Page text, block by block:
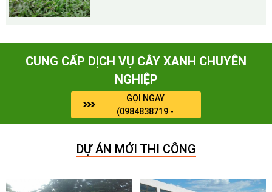
CUNG CẤP DỊCH VỤ CÂY XANH CHUYÊN
NGHIỆP
GỌI NGAY
(0984838719 -
0964909071)
DỰ ÁN MỚI THI CÔNG